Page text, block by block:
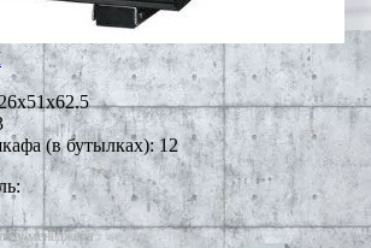
(в бутылках): 12
у менеджера